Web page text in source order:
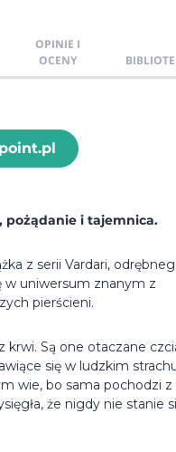
OPINIE I
OCENY
pożądanie i tajemnica.
z serii Vardari,
w uniwersum znanym z
pierścieni.
krwi. Są one otaczane
się w ludzkim
wie, bo sama pochodzi z
że nigdy nie stanie